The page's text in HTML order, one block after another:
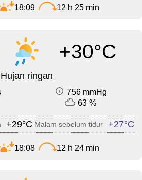
18:09 12 h 25 min
+30°C
Hujan ringan
756 mmHg
63 %
+29°C Malam sebelum tidur +27°C
18:08 12 h 24 min